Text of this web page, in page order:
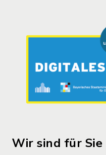
Wir sind für Sie